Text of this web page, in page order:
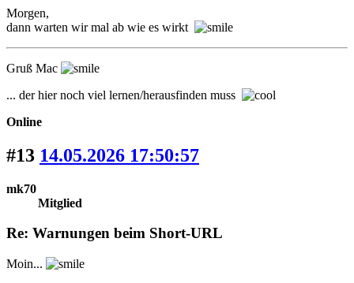
Morgen,
dann warten wir mal ab wie es wirkt
Gruß Mac
... der hier noch viel lernen/herausfinden muss
Online
#13 14.05.2026 17:50:57
mk70
Mitglied
Re: Warnungen beim Short-URL
Moin...